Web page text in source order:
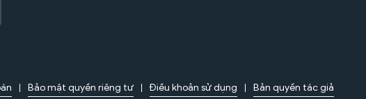
Bảo mật quyền riêng tư Điều khoản sử dụng Bản quyền tác giả